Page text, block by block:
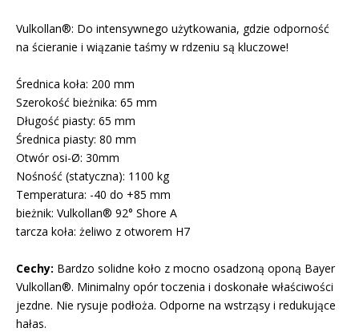
Vulkollan®: Do intensywnego użytkowania, gdzie odporność
na ścieranie i wiązanie taśmy w rdzeniu są kluczowe!
Średnica koła: 200 mm
Szerokość bieżnika: 65 mm
Długość piasty: 65 mm
Średnica piasty: 80 mm
Otwór osi-Ø: 30mm
Nośność (statyczna): 1100 kg
Temperatura: -40 do +85 mm
bieżnik: Vulkollan® 92° Shore A
tarcza koła: żeliwo z otworem H7
Cechy: Bardzo solidne koło z mocno osadzoną oponą Bayer
Vulkollan®. Minimalny opór toczenia i doskonałe właściwości
jezdne. Nie rysuje podłoża. Odporne na wstrząsy i redukujące
hałas.